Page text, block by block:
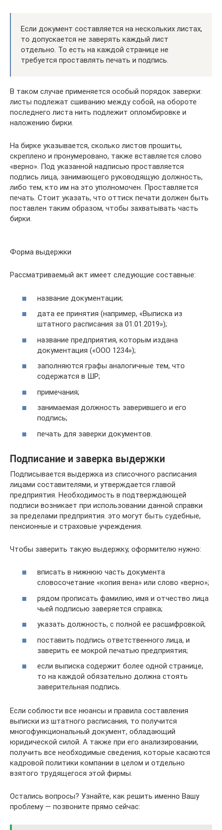
Если документ составляется на нескольких листах,
то допускается не заверять каждый лист
отдельно. То есть на каждой странице не
требуется проставлять печать и подпись.
В таком случае применяется особый порядок заверки:
листы подлежат сшиванию между собой, на обороте
последнего листа нить подлежит опломбировке и
наложению бирки.
На бирке указывается, сколько листов прошиты,
скреплено и пронумеровано, также вставляется слово
«верно». Под указанной надписью проставляется
подпись лица, занимающего руководящую должность,
либо тем, кто им на это уполномочен. Проставляется
печать. Стоит указать, что оттиск печати должен быть
поставлен таким образом, чтобы захватывать часть
бирки.
Форма выдержки
Рассматриваемый акт имеет следующие составные:
название документации;
дата ее принятия (например, «Выписка из
штатного расписания за 01.01.2019»);
название предприятия, которым издана
документация («ООО 1234»);
заполняются графы аналогичные тем, что
содержатся в ШР;
примечания;
занимаемая должность заверившего и его
подпись;
печать для заверки документов.
Подписание и заверка выдержки
Подписывается выдержка из списочного расписания
лицами составителями, и утверждается главой
предприятия. Необходимость в подтверждающей
подписи возникает при использовании данной справки
за пределами предприятия. это могут быть судебные,
пенсионные и страховые учреждения.
Чтобы заверить такую выдержку, оформителю нужно:
вписать в нижнюю часть документа
словосочетание «копия вена» или слово «верно»;
рядом прописать фамилию, имя и отчество лица
чьей подписью заверяется справка;
указать должность, с полной ее расшифровкой;
поставить подпись ответственного лица, и
заверить ее мокрой печатью предприятия;
если выписка содержит более одной странице,
то на каждой обязательно должна стоять
заверительная подпись.
Если соблюсти все нюансы и правила составления
выписки из штатного расписания, то получится
многофункциональный документ, обладающий
юридической силой. А также при его анализировании,
получить все необходимые сведения, которые касаются
кадровой политики компании в целом и отдельно
взятого трудящегося этой фирмы.
Остались вопросы? Узнайте, как решить именно Вашу
проблему — позвоните прямо сейчас: